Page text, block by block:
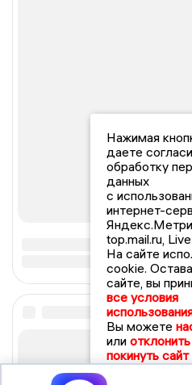
Нажимая
даете
обработку
данных
с
интернет-
top.mail.ru,
На сайте
cookie.
сайте, вы
все условия
Вы можете
или
покинуть сайт